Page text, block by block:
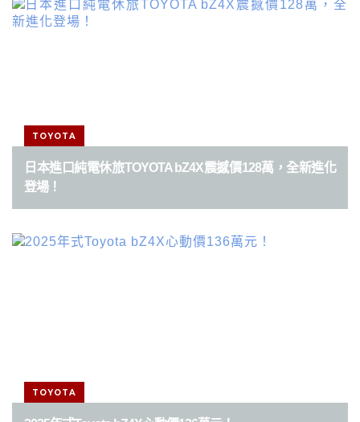
TOYOTA
日本進口純電休旅TOYOTA bZ4X震撼價128萬，全新進化
登場！
TOYOTA